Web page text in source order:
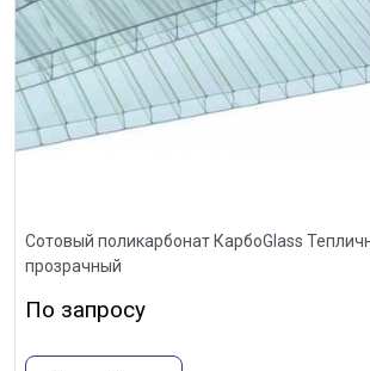
Сотовый поликарбонат КарбоGlass
прозрачный
По запросу